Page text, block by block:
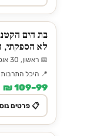
לא הספקתי,
📅 ראשון, 30 אוגוסט ⏰ 17:30
📍 היכל
99–109 ₪
📋 פרטים